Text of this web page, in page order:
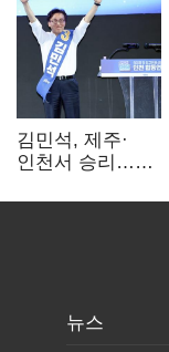
김민석, 제주·
인천서 승리…
탈환'(종합)
뉴스